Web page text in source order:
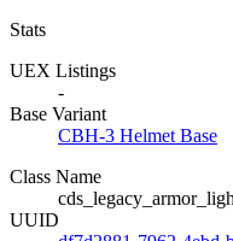
Stats
UEX Listings
-
Base Variant
CBH-3 Helmet Base
Class Name
UUID